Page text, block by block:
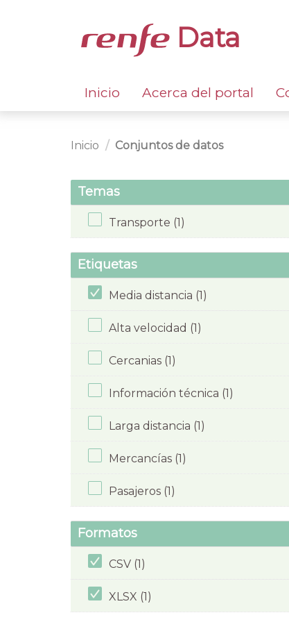
Data
Inicio Acerca del portal
Inicio Conjuntos de datos
Temas
Transporte (1)
Etiquetas
Media distancia (1)
Alta velocidad (1)
Cercanias (1)
Información técnica (1)
Larga distancia (1)
Mercancías (1)
Pasajeros (1)
Formatos
CSV (1)
XLSX (1)